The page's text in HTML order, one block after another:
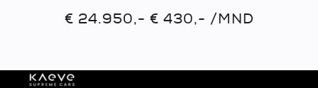
€ 24.950,- € 430,- /MND